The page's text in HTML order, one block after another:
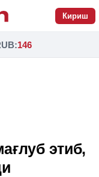
Кириш
:146
этиб,